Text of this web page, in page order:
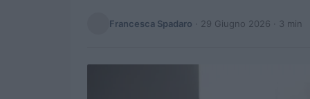
Francesca Spadaro · 29 Giugno 2026 · 3 min